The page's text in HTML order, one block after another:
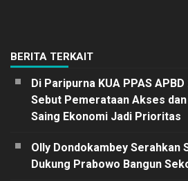
BERITA TERKAIT
Di Paripurna KUA PPAS
Sebut Pemerataan Akses
Saing Ekonomi Jadi Prioritas
Olly Dondokambey Serahkan
Dukung Prabowo Bangun